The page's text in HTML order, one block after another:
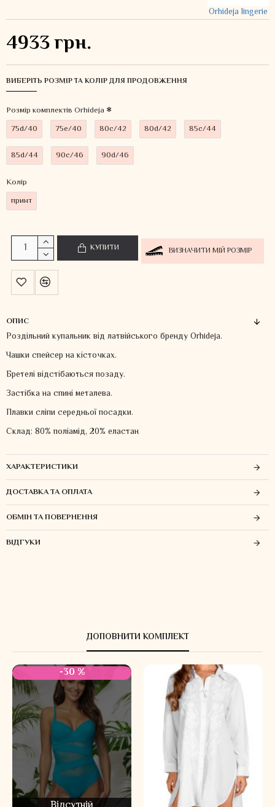
Orhideja lingerie
4933 грн.
ВИБЕРІТЬ РОЗМІР ТА КОЛІР ДЛЯ ПРОДОВЖЕННЯ
Розмір комплектів Orhideja
75d/40
75e/40 80c/42 80d/42 85c/44
85d/44 90c/46 90d/46
Колiр
принт
КУПИТИ ВИЗНАЧИТИ МІЙ РОЗМІР
ОПИС
Роздільний купальник від латвійського бренду Orhideja.
Чашки спейсер на кісточках.
Бретелі відстібаються позаду.
Застібка на спині металева.
Плавки сліпи середньої посадки.
Склад: 80% поліамід, 20% еластан
ХАРАКТЕРИСТИКИ
ДОСТАВКА ТА ОПЛАТА
ОБМІН ТА ПОВЕРНЕННЯ
ВІДГУКИ
ДОПОВНИТИ КОМПЛЕКТ
-30 %